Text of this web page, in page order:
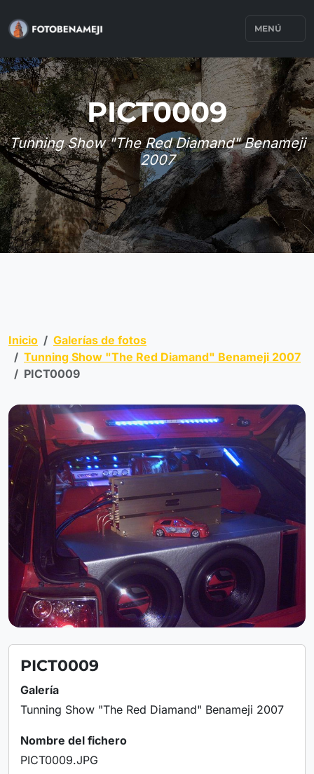
MENÚ
PICT0009
Tunning Show "The Red Diamand" Benameji
2007
Inicio
Galerías de fotos
Tunning Show "The Red Diamand" Benameji 2007
PICT0009
PICT0009
Galería
Tunning Show "The Red Diamand" Benameji 2007
Nombre del fichero
PICT0009.JPG